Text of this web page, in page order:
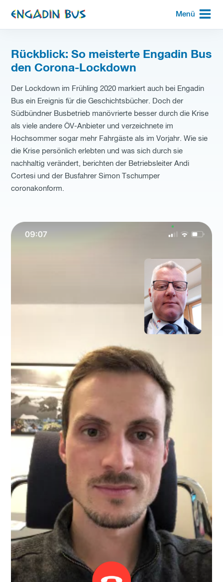
zur
Startseite
Menü
Rückblick: So meisterte Engadin Bus
den Corona-Lockdown
Der Lockdown im Frühling 2020 markiert auch bei Engadin
Bus ein Ereignis für die Geschichtsbücher. Doch der
Südbündner Busbetrieb manövrierte besser durch die Krise
als viele andere ÖV-Anbieter und verzeichnete im
Hochsommer sogar mehr Fahrgäste als im Vorjahr. Wie sie
die Krise persönlich erlebten und was sich durch sie
nachhaltig verändert, berichten der Betriebsleiter Andi
Cortesi und der Busfahrer Simon Tschumper
coronakonform.